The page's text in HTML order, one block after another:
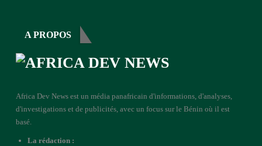
A PROPOS
Africa Dev News est un média panafricain d'informations, d'analyses,
d'investigations et de publicités, avec un focus sur le Bénin où il est
basé.
La rédaction :